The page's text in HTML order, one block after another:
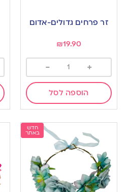
to
זר פרחים גדולים-אדום
₪19.90
+
-
הוספה לסל
חדש
באתר